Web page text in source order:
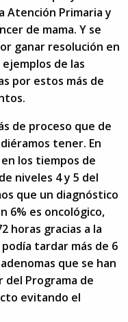
Atención Primaria y
de mama. Y se
ganar resolución en
de las
por estos más de
de proceso que de
tener. En
los tiempos de
niveles 4 y 5 del
que un diagnóstico
6% es oncológico,
horas gracias a la
tardar más de 6
que se han
Programa de
evitando el